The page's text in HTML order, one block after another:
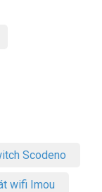
Scodeno
wifi Imou